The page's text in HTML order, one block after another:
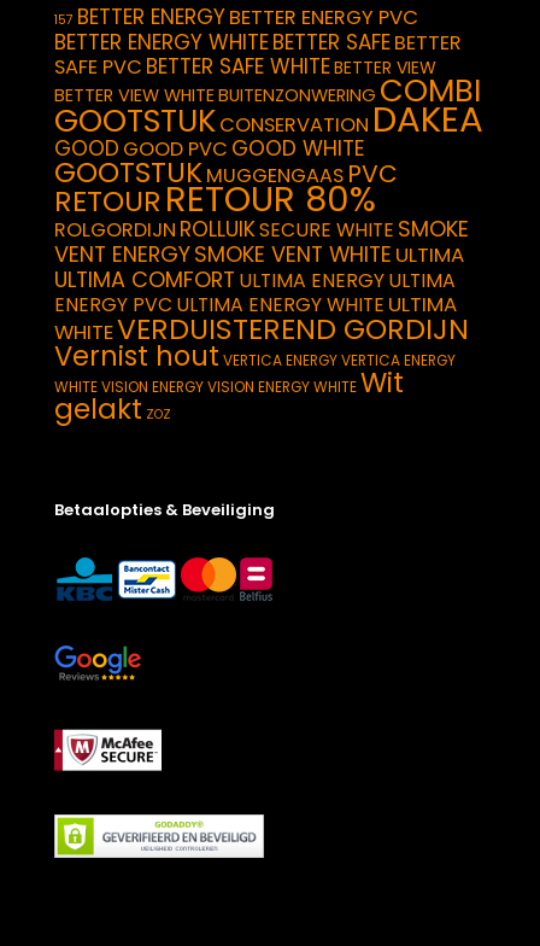
157 BETTER ENERGYBETTER ENERGY PVC
BETTER ENERGY WHITEBETTER SAFEBETTER
SAFE PVC BETTER SAFE WHITEBETTER VIEW
BETTER VIEW WHITEBUITENZONWERING COMBI
GOOTSTUKCONSERVATION DAKEA
GOOD GOOD PVC GOOD WHITE
GOOTSTUKMUGGENGAAS PVC
RETOUR RETOUR 80%
ROLGORDIJN ROLLUIKSECURE WHITE SMOKE
VENT ENERGYSMOKE VENT WHITE ULTIMA
ULTIMA COMFORT ULTIMA ENERGYULTIMA
ENERGY PVC ULTIMA ENERGY WHITE ULTIMA
WHITEVERDUISTEREND GORDIJN
Vernist hout VERTICA ENERGYVERTICA ENERGY
WHITEVISION ENERGYVISION ENERGY WHITEWit
gelakt ZOZ
Betaalopties & Beveiliging